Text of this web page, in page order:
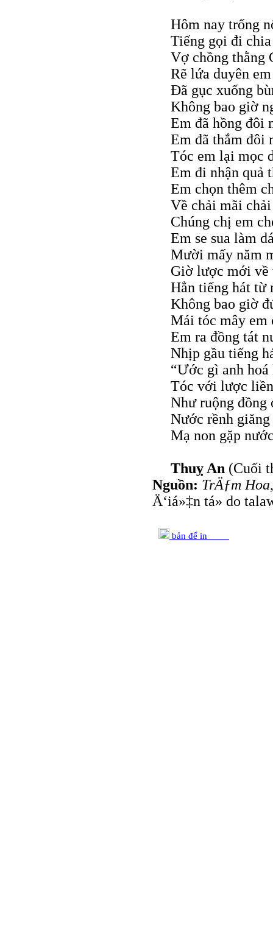
Hôm nay trống
Tiếng gọi đi
Vợ chồng thằng
Rẽ lứa duyên em
Đã gục xuống
Không bao giờ
Em đã hồng đôi
Em đã thắm đôi
Tóc em lại mọc
Em đi nhận quả
Em chọn thêm
Về chải mãi
Chúng chị em
Em se sua làm
Mười mấy năm
Giờ lược mới về
Hẳn tiếng hát từ
Không bao giờ
Mái tóc mây em
Em ra đồng tát
Nhịp gầu tiếng
“Ước gì anh
Tóc với lược
Như ruộng đồng
Nước rềnh giăng
Mạ non gặp
Thuỵ An (Cuối
Nguồn: TrÄƒm Hoa
Ä‘iá»‡n tá»­ do
bản để in